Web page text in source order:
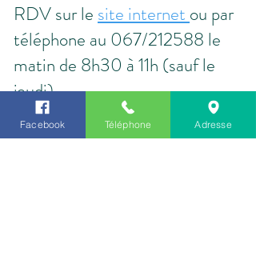
RDV sur le site internet ou par
téléphone au 067/212588 le
matin de 8h30 à 11h (sauf le
jeudi)
email:elodie.modaffari@outlo
ok.be
Facebook Téléphone Adresse